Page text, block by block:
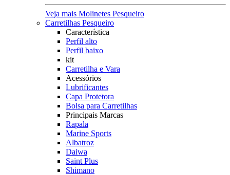
Veja mais Molinetes Pesqueiro
Carretilhas Pesqueiro
Característica
Perfil alto
Perfil baixo
kit
Carretilha e Vara
Acessórios
Lubrificantes
Capa Protetora
Bolsa para Carretilhas
Principais Marcas
Rapala
Marine Sports
Albatroz
Daiwa
Saint Plus
Shimano